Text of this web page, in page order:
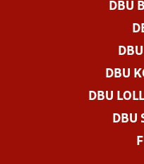
DBU
DBU
DBU
DBU